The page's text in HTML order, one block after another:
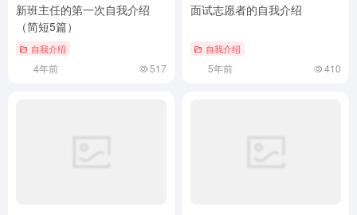
新班主任的第一次自我介绍
（简短5篇）
自我介绍
4年前 517
面试志愿者的自我介绍
自我介绍
5年前 410